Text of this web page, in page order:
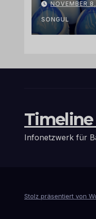
Arganöl,
und
NOVEMBER
SONGUL
Infonetzwerk für
Stolz präsentiert von